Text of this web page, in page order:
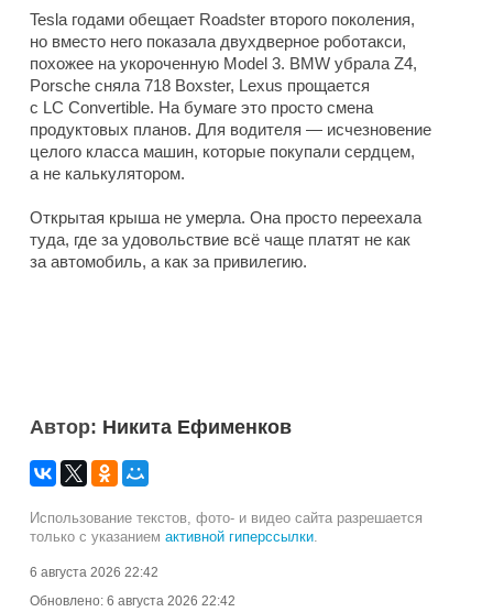
Tesla годами обещает Roadster второго поколения,
но вместо него показала двухдверное роботакси,
похожее на укороченную Model 3. BMW убрала Z4,
Porsche сняла 718 Boxster, Lexus прощается
с LC Convertible. На бумаге это просто смена
продуктовых планов. Для водителя — исчезновение
целого класса машин, которые покупали сердцем,
а не калькулятором.
Открытая крыша не умерла. Она просто переехала
туда, где за удовольствие всё чаще платят не как
за автомобиль, а как за привилегию.
Автор: Никита Ефименков
Использование текстов, фото- и видео сайта разрешается
только с указанием активной гиперссылки.
6 августа 2026 22:42
Обновлено: 6 августа 2026 22:42